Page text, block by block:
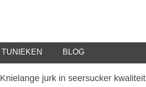
TUNIEKEN BLOG
Knielange jurk in seersucker kwaliteit